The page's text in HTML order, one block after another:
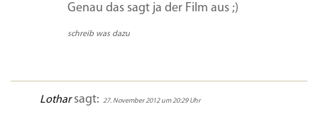
Genau das sagt ja der Film aus ;)
schreib was dazu
Lothar sagt: 27. November 2012 um 20:29 Uhr